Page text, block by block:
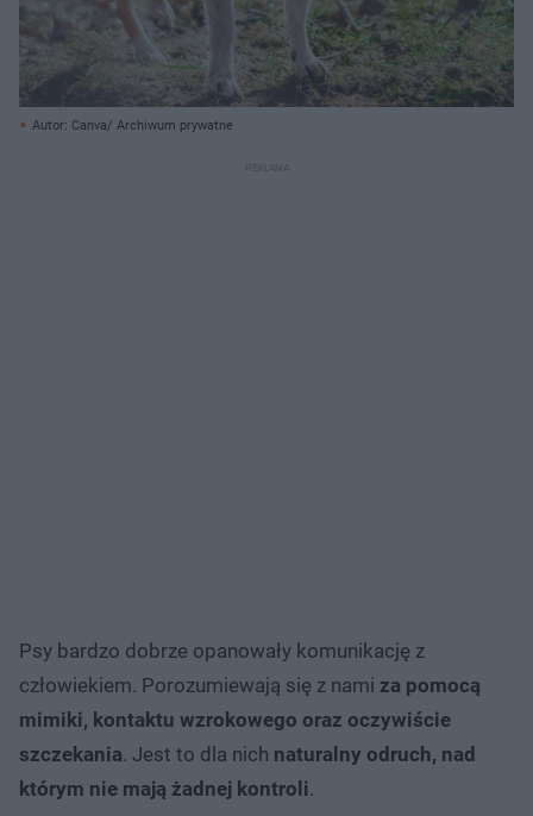
Autor: Canva/ Archiwum prywatne
Psy bardzo dobrze opanowały komunikację z
człowiekiem. Porozumiewają się z nami za pomocą
mimiki, kontaktu wzrokowego oraz oczywiście
szczekania. Jest to dla nich naturalny odruch, nad
którym nie mają żadnej kontroli.